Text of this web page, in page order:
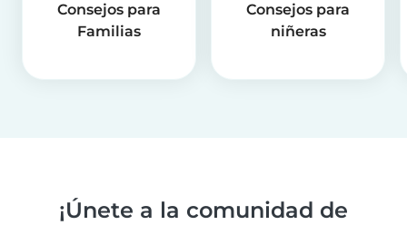
Consejos para
Familias
Consejos para
niñeras
¡Únete a la comunidad de